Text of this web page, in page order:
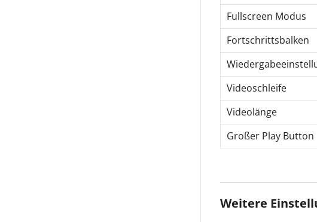
Fullscreen Modus
Fortschrittsbalken
Videoschleife
Videolänge
Großer Play Button
Weitere